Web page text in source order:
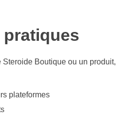
Boutique ou un produit,
plateformes